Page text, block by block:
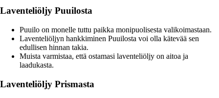
Laventeliöljy Puuilosta
Puuilo on monelle tuttu paikka monipuolisesta valikoimastaan.
Laventeliöljyn hankkiminen Puuilosta voi olla kätevää sen
edullisen hinnan takia.
Muista varmistaa, että ostamasi laventeliöljy on aitoa ja
laadukasta.
Laventeliöljy Prismasta